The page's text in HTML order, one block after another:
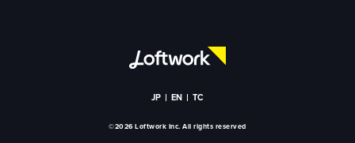
JP EN TC
©2026 Loftwork Inc. All rights reserved